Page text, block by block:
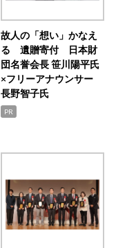
故人の「想い」かなえ
る 遺贈寄付 日本財
団名誉会長 笹川陽平氏
×フリーアナウンサー
長野智子氏
PR